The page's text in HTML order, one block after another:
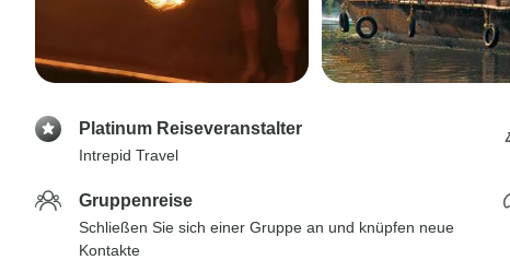
Platinum Reiseveranstalter
Intrepid Travel
Gruppenreise
Schließen Sie sich einer Gruppe an und knüpfen neue
Kontakte